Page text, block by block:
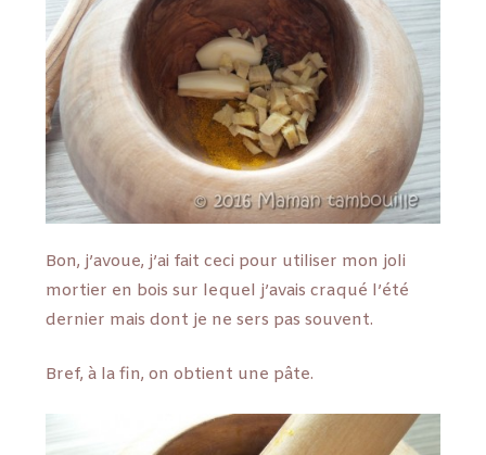
Bon, j’avoue, j’ai fait ceci pour utiliser mon joli
mortier en bois sur lequel j’avais craqué l’été
dernier mais dont je ne sers pas souvent.
Bref, à la fin, on obtient une pâte.